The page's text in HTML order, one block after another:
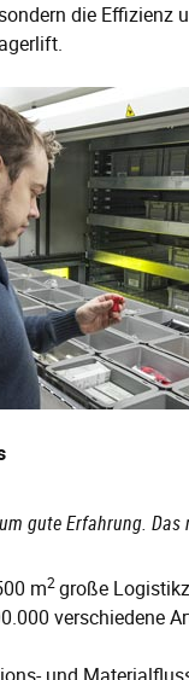
die Effizienz
gute Erfahrung.
m2 große
verschiedene